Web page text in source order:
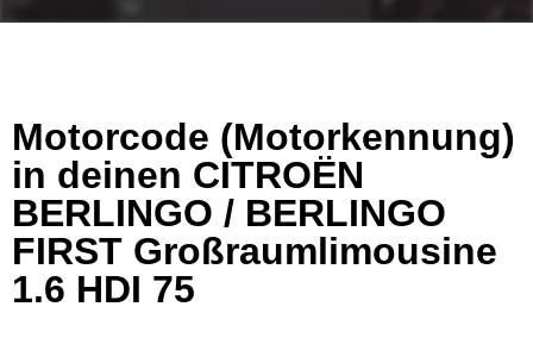
Motorcode (Motorkennung)
in deinen CITROËN
BERLINGO / BERLINGO
FIRST Großraumlimousine
1.6 HDI 75